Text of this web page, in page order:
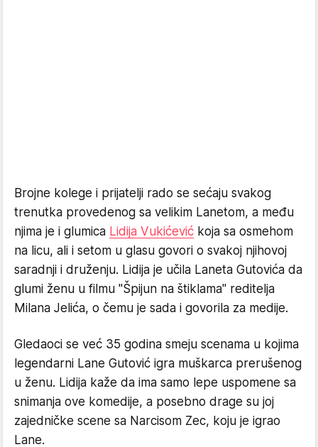
Brojne kolege i prijatelji rado se sećaju svakog
trenutka provedenog sa velikim Lanetom, a među
njima je i glumica Lidija Vukićević koja sa osmehom
na licu, ali i setom u glasu govori o svakoj njihovoj
saradnji i druženju. Lidija je učila Laneta Gutovića da
glumi ženu u filmu "Špijun na štiklama" reditelja
Milana Jelića, o čemu je sada i govorila za medije.
Gledaoci se već 35 godina smeju scenama u kojima
legendarni Lane Gutović igra muškarca prerušenog
u ženu. Lidija kaže da ima samo lepe uspomene sa
snimanja ove komedije, a posebno drage su joj
zajedničke scene sa Narcisom Zec, koju je igrao
Lane.